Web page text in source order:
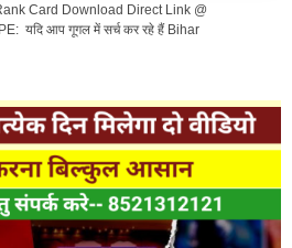
Card Download Direct Link @
यदि आप गूगल में सर्च कर रहे हैं Bihar